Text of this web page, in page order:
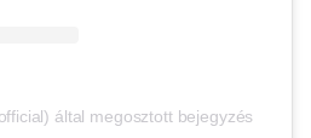
által megosztott bejegyzés